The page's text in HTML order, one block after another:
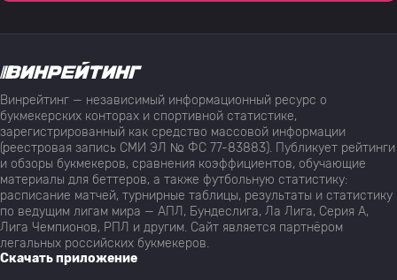
Винрейтинг — независимый информационный ресурс о
букмекерских конторах и спортивной статистике,
зарегистрированный как средство массовой информации
(реестровая запись СМИ ЭЛ № ФС 77-83883). Публикует рейтинги
и обзоры букмекеров, сравнения коэффициентов, обучающие
материалы для беттеров, а также футбольную статистику:
расписание матчей, турнирные таблицы, результаты и статистику
по ведущим лигам мира — АПЛ, Бундеслига, Ла Лига, Серия А,
Лига Чемпионов, РПЛ и другим. Сайт является партнёром
легальных российских букмекеров.
Скачать приложение